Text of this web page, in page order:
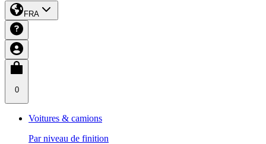
FRA
0
Voitures & camions
Par niveau de finition